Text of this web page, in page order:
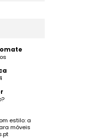
estilo: a
móveis